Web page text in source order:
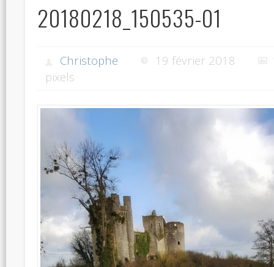
20180218_150535-01
Christophe 19 février 2018
pixels